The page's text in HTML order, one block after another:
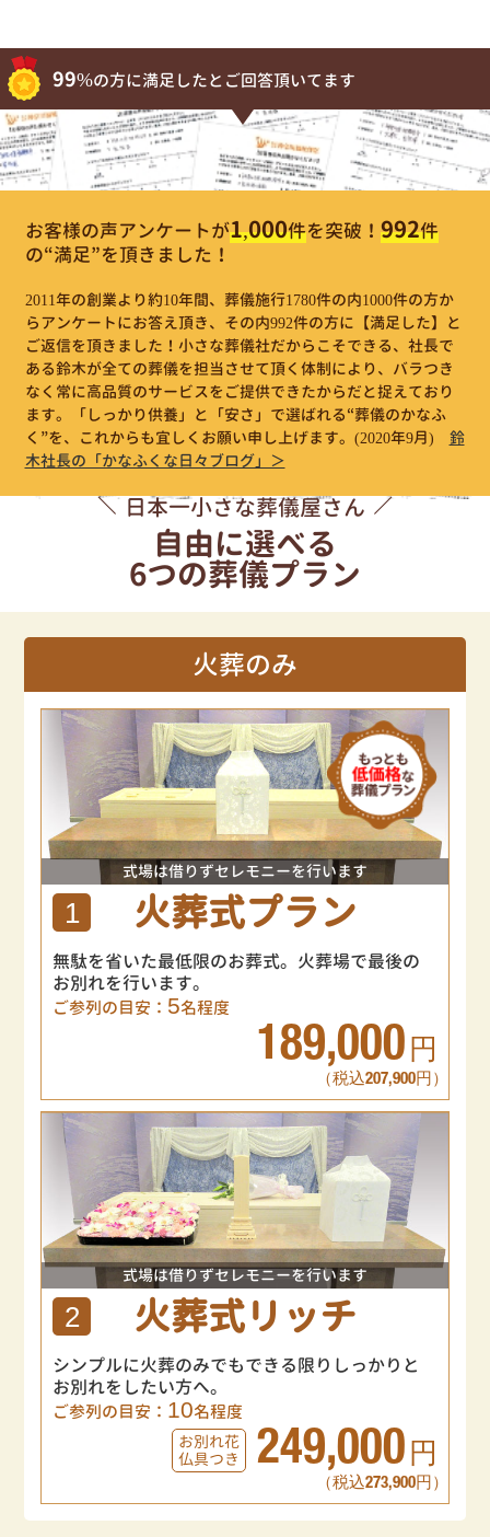
99%の方に満足したとご回答頂いてます
お客様の声アンケートが1,000件を突破！ 992件
の“満足”を頂きました！
2011年の創業より約10年間、葬儀施行1780件の内1000件の方か
らアンケートにお答え頂き、その内992件の方に【満足した】と
ご返信を頂きました！小さな葬儀社だからこそできる、社長で
ある鈴木が全ての葬儀を担当させて頂く体制により、バラつき
なく常に高品質のサービスをご提供できたからだと捉えており
ます。「しっかり供養」と「安さ」で選ばれる“葬儀のかなふ
く”を、これからも宜しくお願い申し上げます。 (2020年9月)
鈴
木社長の「かなふくな日々ブログ」＞
日本一小さな葬儀屋さん
自由に選べる
6つの葬儀プラン
火葬のみ
式場は借りずセレモニーを行います
1 火葬式プラン
無駄を省いた最低限のお葬式。火葬場で最後の
お別れを行います。
ご参列の目安： 5名程度
189,000 円
（税込207,900円）
式場は借りずセレモニーを行います
2 火葬式リッチ
シンプルに火葬のみでもできる限りしっかりと
お別れをしたい方へ。
ご参列の目安： 10名程度
お別れ花
仏具つき
249,000 円
（税込273,900円）